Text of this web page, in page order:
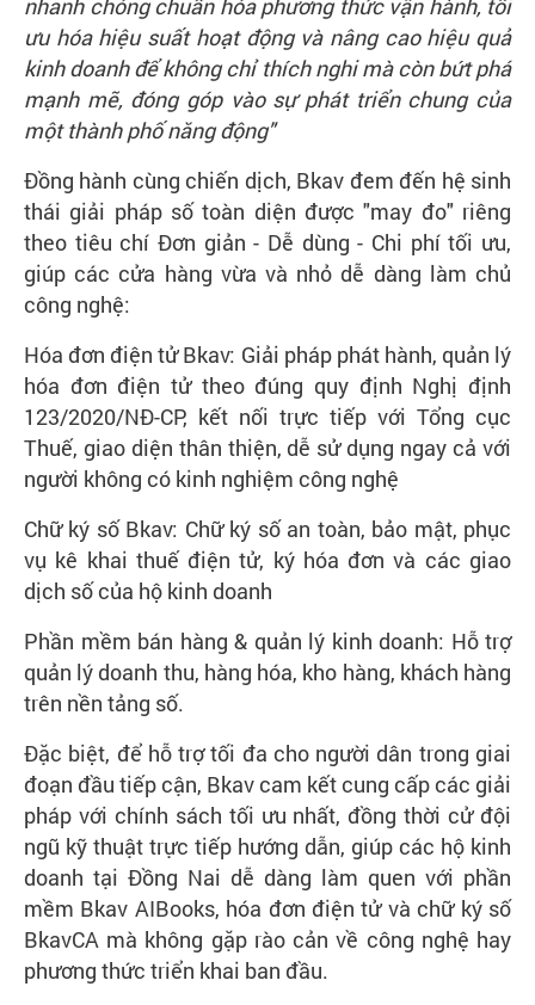
nhanh chóng chuẩn hóa phương thức vận hành, tối
ưu hóa hiệu suất hoạt động và nâng cao hiệu quả
kinh doanh để không chỉ thích nghi mà còn bứt phá
mạnh mẽ, đóng góp vào sự phát triển chung của
một thành phố năng động"
Đồng hành cùng chiến dịch, Bkav đem đến hệ sinh
thái giải pháp số toàn diện được "may đo" riêng
theo tiêu chí Đơn giản - Dễ dùng - Chi phí tối ưu,
giúp các cửa hàng vừa và nhỏ dễ dàng làm chủ
công nghệ:
Hóa đơn điện tử Bkav: Giải pháp phát hành, quản lý
hóa đơn điện tử theo đúng quy định Nghị định
123/2020/NĐ-CP, kết nối trực tiếp với Tổng cục
Thuế, giao diện thân thiện, dễ sử dụng ngay cả với
người không có kinh nghiệm công nghệ
Chữ ký số Bkav: Chữ ký số an toàn, bảo mật, phục
vụ kê khai thuế điện tử, ký hóa đơn và các giao
dịch số của hộ kinh doanh
Phần mềm bán hàng & quản lý kinh doanh: Hỗ trợ
quản lý doanh thu, hàng hóa, kho hàng, khách hàng
trên nền tảng số.
Đặc biệt, để hỗ trợ tối đa cho người dân trong giai
đoạn đầu tiếp cận, Bkav cam kết cung cấp các giải
pháp với chính sách tối ưu nhất, đồng thời cử đội
ngũ kỹ thuật trực tiếp hướng dẫn, giúp các hộ kinh
doanh tại Đồng Nai dễ dàng làm quen với phần
mềm Bkav AIBooks, hóa đơn điện tử và chữ ký số
BkavCA mà không gặp rào cản về công nghệ hay
phương thức triển khai ban đầu.